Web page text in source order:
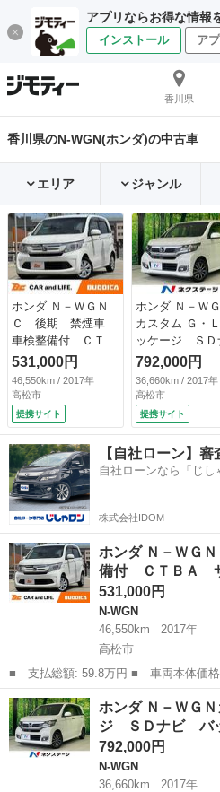
アプリならお得な情報
インストール ア
香川県
香川県のN-WGN(ホンダ)の中古車
エリア ジャンル
ホンダ Ｎ－ＷＧＮ
Ｃ 後期 禁煙車
車検整備付 ＣＴＢ
Ａ サイドカーテン
エアＢ アイドリン
グストップ 純正Ｓ
Ｄナビ 地デジ Ｂ
Ｔ キーレス ＥＴ
Ｃ 電格ミラー 横
滑り防止 ヘッドラ
イトレベライザー
ベンチシート Ｐガ
ラス （車検整備
531,000円
46,550km / 2017年
高松市
提携サイト
ホンダ Ｎ－Ｗ
カスタム Ｇ・
ッケージ ＳＤ
ビ バックカ
禁煙車 ハーフ
ーシート ドラ
コ スマート
ＨＩＤヘッド
トインＥＴＣ
コン 純正１４
チアルミ オー
ン Ｂｌｕｅｔ
整備付）
792,000円
36,660km / 2017年
高松市
提携サイト
【自社ローン】
自社ローンなら「じし
株式会社IDOM
ホンダ Ｎ－Ｗ
備付 ＣＴＢＡ
531,000円
N-WGN
46,550km
2017年
高松市
■ 支払総額: 59.8万円 ■ 車両本体価格： 531,000 円 ■ メーカー
名： ホンダ ■ 車種名： Ｎ－ＷＧ
期 禁煙車 車検整備付 ＣＴＢＡ サ
リングストップ...
香川 高松市 N-WGN
ホンダ Ｎ－ＷＧ
ジ ＳＤナビ バ
792,000円
N-WGN
36,660km
2017年